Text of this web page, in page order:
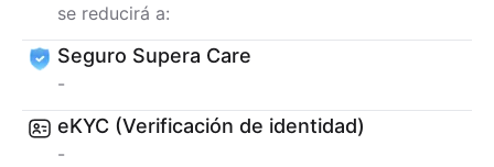
se reducirá a:
Seguro Supera Care
-
eKYC (Verificación de identidad)
-